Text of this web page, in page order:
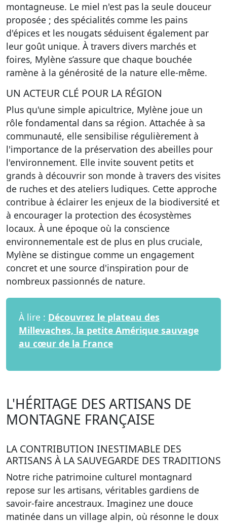
montagneuse. Le miel n'est pas la seule douceur
proposée ; des spécialités comme les pains
d'épices et les nougats séduisent également par
leur goût unique. À travers divers marchés et
foires, Mylène s’assure que chaque bouchée
ramène à la générosité de la nature elle-même.
UN ACTEUR CLÉ POUR LA RÉGION
Plus qu'une simple apicultrice, Mylène joue un
rôle fondamental dans sa région. Attachée à sa
communauté, elle sensibilise régulièrement à
l'importance de la préservation des abeilles pour
l'environnement. Elle invite souvent petits et
grands à découvrir son monde à travers des visites
de ruches et des ateliers ludiques. Cette approche
contribue à éclairer les enjeux de la biodiversité et
à encourager la protection des écosystèmes
locaux. À une époque où la conscience
environnementale est de plus en plus cruciale,
Mylène se distingue comme un engagement
concret et une source d'inspiration pour de
nombreux passionnés de nature.
À lire : Découvrez le plateau des
Millevaches, la petite Amérique sauvage
au cœur de la France
L'HÉRITAGE DES ARTISANS DE
MONTAGNE FRANÇAISE
LA CONTRIBUTION INESTIMABLE DES
ARTISANS À LA SAUVEGARDE DES TRADITIONS
Notre riche patrimoine culturel montagnard
repose sur les artisans, véritables gardiens de
savoir-faire ancestraux. Imaginez une douce
matinée dans un village alpin, où résonne le doux